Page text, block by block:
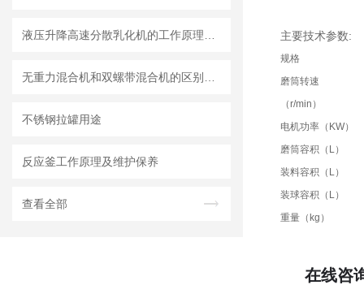
不锈钢拉罐用途
反应釜工作原理及维护保养
查看全部
主要技术参数:
规格
磨筒转速
（r/min）
电机功率（KW）
磨筒容积（L）
装料容积（L）
装球容积（L）
重量（kg）
在线咨